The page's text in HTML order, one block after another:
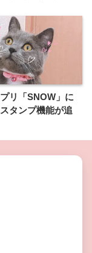
リ「SNOW」に
タンプ機能が追